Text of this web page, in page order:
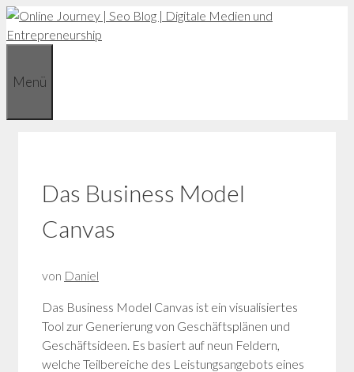
Zum
Inhalt
Menü
Das Business Model
Canvas
von Daniel
Das Business Model Canvas ist ein visualisiertes
Tool zur Generierung von Geschäftsplänen und
Geschäftsideen. Es basiert auf neun Feldern,
welche Teilbereiche des Leistungsangebots eines